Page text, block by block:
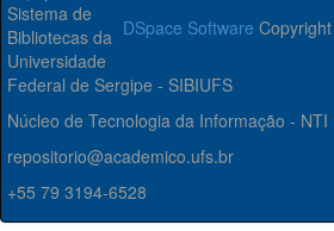
DSpace Software
Sistema de
Bibliotecas da
Universidade
Federal de Sergipe - SIBIUFS
Núcleo de Tecnologia da Informação - NTI
repositorio@academico.ufs.br
+55 79 3194-6528